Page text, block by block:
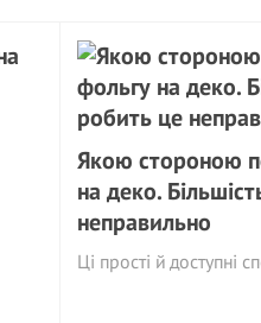
Якою стороною
на деко.
неправильно
Ці прості й доступні